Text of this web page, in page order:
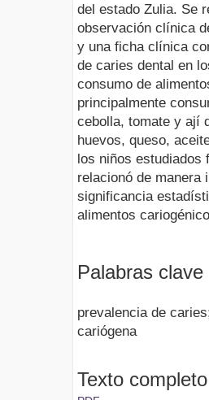
del estado Zulia. Se
observación clínica
y una ficha clínica
de caries dental en
consumo de
principalmente
cebolla, tomate y ají
huevos, queso,
los niños estudiados
relacionó de manera
significancia
alimentos
Palabras clave
prevalencia de
cariógena
Texto